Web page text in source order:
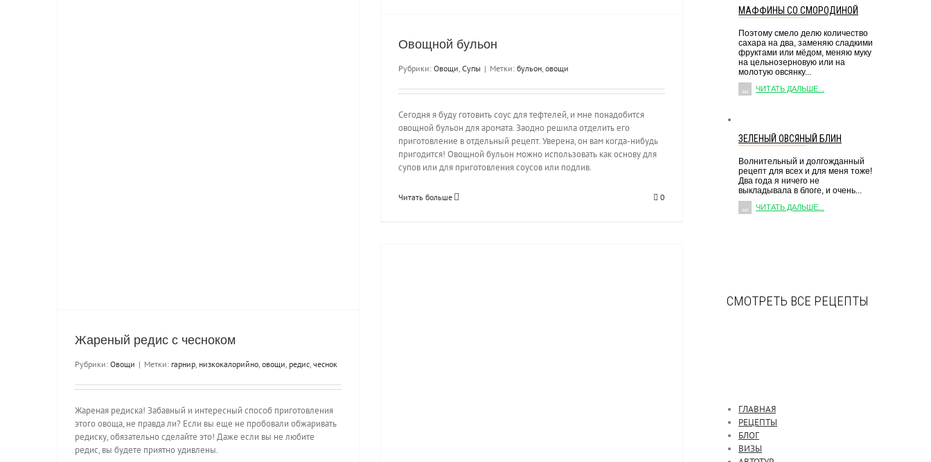
Жареный редис с чесноком
Рубрики: Овощи | Метки: гарнир низкокалорийно овощи редис чеснок
Жареная редиска! Забавный и интересный способ приготовления
этого овоща, не правда ли? Если вы еще не пробовали обжаривать
редиску, обязательно сделайте это! Даже если вы не любите
редис, вы будете приятно удивлены.
Овощной бульон
Рубрики: Овощи Супы | Метки: бульон, овощи
Сегодня я буду готовить соус для тефтелей, и мне понадобится
овощной бульон для аромата. Заодно решила отделить его
приготовление в отдельный рецепт. Уверена, он вам когда-нибудь
пригодится! Овощной бульон можно использовать как основу для
супов или для приготовления соусов или подлив.
Читать больше 0
МАФФИНЫ СО СМОРОДИНОЙ
Поэтому смело делю количество
сахара на два, заменяю сладкими
фруктами или мёдом, меняю муку
на цельнозерновую или на
молотую овсянку...
...
ЧИТАТЬ ДАЛЬШЕ...
ЗЕЛЕНЫЙ ОВСЯНЫЙ БЛИН
Волнительный и долгожданный
рецепт для всех и для меня тоже!
Два года я ничего не
выкладывала в блоге, и очень...
...
ЧИТАТЬ ДАЛЬШЕ...
СМОТРЕТЬ ВСЕ РЕЦЕПТЫ
ГЛАВНАЯ
РЕЦЕПТЫ
БЛОГ
ВИЗЫ